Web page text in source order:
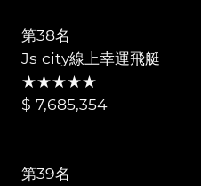
第38名
Js city線上幸運飛艇
★★★★★
$ 7,685,354
第39名